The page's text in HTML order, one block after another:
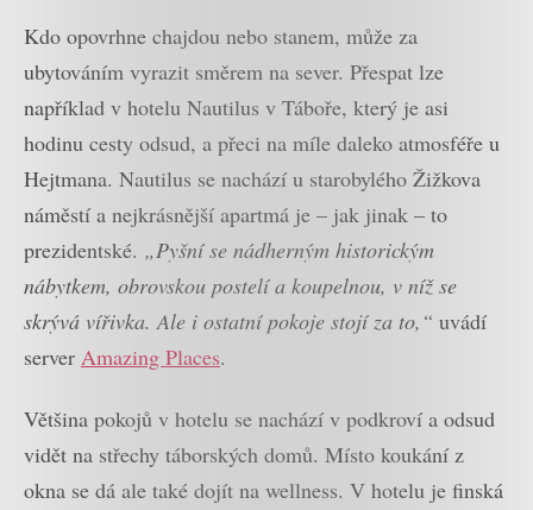
Kdo opovrhne chajdou nebo stanem, může za
ubytováním vyrazit směrem na sever. Přespat lze
například v hotelu Nautilus v Táboře, který je asi
hodinu cesty odsud, a přeci na míle daleko atmosféře u
Hejtmana. Nautilus se nachází u starobylého Žižkova
náměstí a nejkrásnější apartmá je – jak jinak – to
prezidentské. „Pyšní se nádherným historickým
nábytkem, obrovskou postelí a koupelnou, v níž se
skrývá vířivka. Ale i ostatní pokoje stojí za to,“ uvádí
server Amazing Places.
Většina pokojů v hotelu se nachází v podkroví a odsud
vidět na střechy táborských domů. Místo koukání z
okna se dá ale také dojít na wellness. V hotelu je finská